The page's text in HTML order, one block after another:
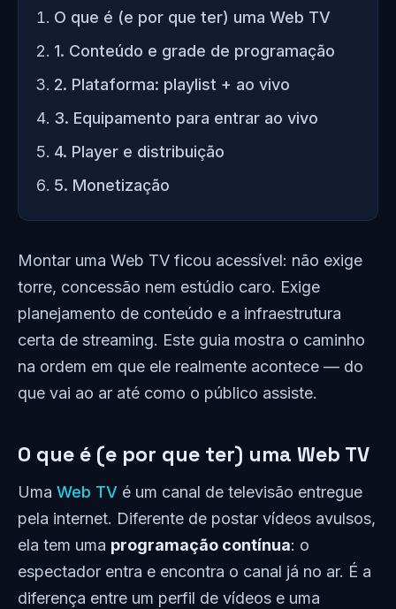
O que é (e por que ter) uma Web TV
1. Conteúdo e grade de programação
2. Plataforma: playlist + ao vivo
3. Equipamento para entrar ao vivo
4. Player e distribuição
5. Monetização
Montar uma Web TV ficou acessível: não exige
torre, concessão nem estúdio caro. Exige
planejamento de conteúdo e a infraestrutura
certa de streaming. Este guia mostra o caminho
na ordem em que ele realmente acontece — do
que vai ao ar até como o público assiste.
O que é (e por que ter) uma Web TV
Uma Web TV é um canal de televisão entregue
pela internet. Diferente de postar vídeos avulsos,
ela tem uma programação contínua: o
espectador entra e encontra o canal já no ar. É a
diferença entre um perfil de vídeos e uma